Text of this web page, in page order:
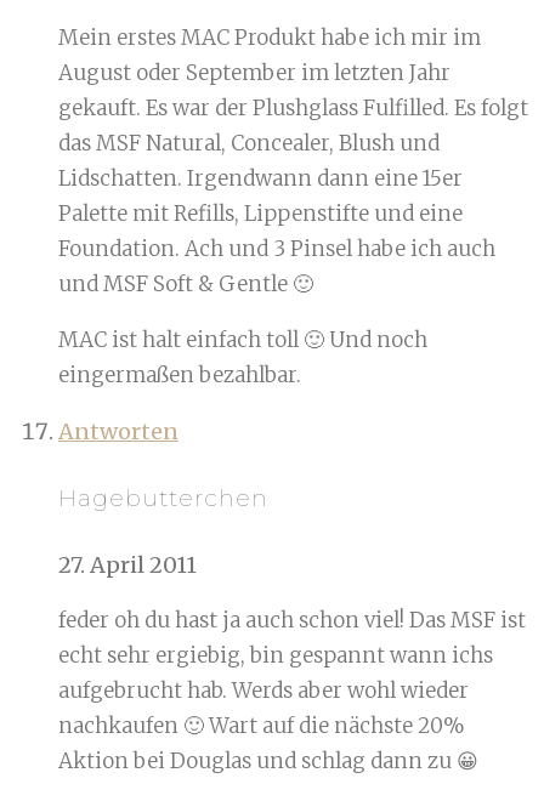
Mein erstes MAC Produkt habe ich mir im
August oder September im letzten Jahr
gekauft. Es war der Plushglass Fulfilled. Es folgt
das MSF Natural, Concealer, Blush und
Lidschatten. Irgendwann dann eine 15er
Palette mit Refills, Lippenstifte und eine
Foundation. Ach und 3 Pinsel habe ich auch
und MSF Soft & Gentle 🙂
MAC ist halt einfach toll 🙂 Und noch
eingermaßen bezahlbar.
Antworten
Hagebutterchen
27. April 2011
feder oh du hast ja auch schon viel! Das MSF ist
echt sehr ergiebig, bin gespannt wann ichs
aufgebrucht hab. Werds aber wohl wieder
nachkaufen 🙂 Wart auf die nächste 20%
Aktion bei Douglas und schlag dann zu 😀